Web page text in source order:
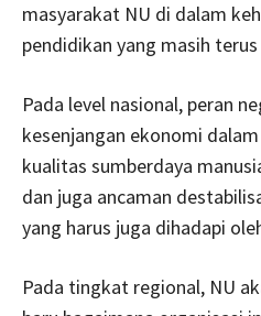
masyarakat NU di dalam
pendidikan yang masih
Pada level nasional, peran
kesenjangan ekonomi
kualitas sumberdaya
dan juga ancaman
yang harus juga dihadapi
Pada tingkat regional, NU